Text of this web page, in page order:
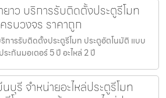
าว บริการรับติดตั้งประตูรีโมท
รบวงจร ราคาถูก
การรับติดตั้งประตูรีโมท ประตูอัตโนมัติ แบบ
ะกันมอเตอร์ 5 ปี อะไหล่ 2 ปี
บุรี จำหน่ายอะไหล่ประตูรีโมท